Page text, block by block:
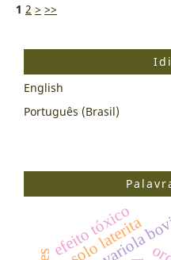
1 2 > >>
English
Português (Brasil)
solo laterita
efeito tóxico